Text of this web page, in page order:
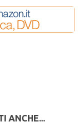
ANCHE...